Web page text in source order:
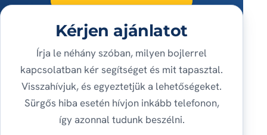
Kérjen ajánlatot
Írja le néhány szóban, milyen bojlerrel
kapcsolatban kér segítséget és mit tapasztal.
Visszahívjuk, és egyeztetjük a lehetőségeket.
Sürgős hiba esetén hívjon inkább telefonon,
így azonnal tudunk beszélni.